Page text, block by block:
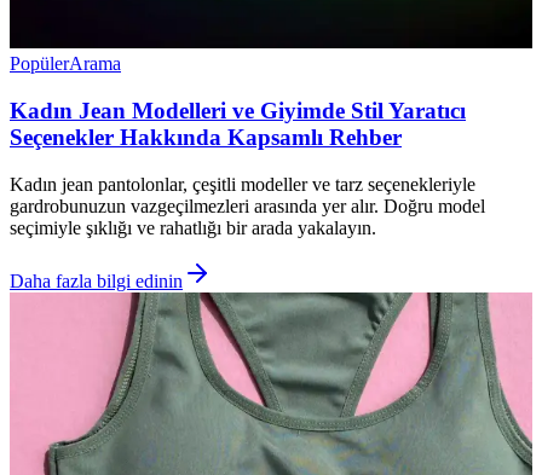
PopülerArama
Kadın Jean Modelleri ve Giyimde Stil Yaratıcı
Seçenekler Hakkında Kapsamlı Rehber
Kadın jean pantolonlar, çeşitli modeller ve tarz seçenekleriyle
gardrobunuzun vazgeçilmezleri arasında yer alır. Doğru model
seçimiyle şıklığı ve rahatlığı bir arada yakalayın.
Daha fazla bilgi edinin